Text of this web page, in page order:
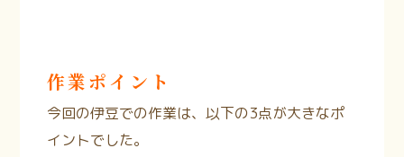
作業ポイント
今回の伊豆での作業は、以下の3点が大きなポ
イントでした。